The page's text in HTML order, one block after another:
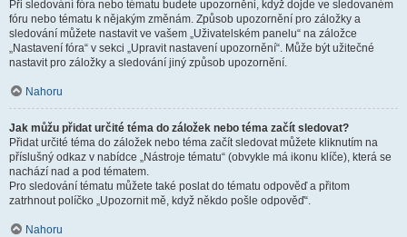
Při sledování fóra nebo tématu budete upozorněni, když dojde ve sledovaném
fóru nebo tématu k nějakým změnám. Způsob upozornění pro záložky a
sledování můžete nastavit ve vašem „Uživatelském panelu“ na záložce
„Nastavení fóra“ v sekci „Upravit nastavení upozornění“. Může být užitečné
nastavit pro záložky a sledování jiný způsob upozornění.
Nahoru
Jak můžu přidat určité téma do záložek nebo téma začít sledovat?
Přidat určité téma do záložek nebo téma začít sledovat můžete kliknutím na
příslušný odkaz v nabídce „Nástroje tématu“ (obvykle má ikonu klíče), která se
nachází nad a pod tématem.
Pro sledování tématu můžete také poslat do tématu odpověď a přitom
zatrhnout políčko „Upozornit mě, když někdo pošle odpověď“.
Nahoru